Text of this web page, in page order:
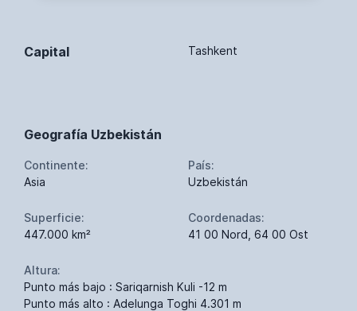
Capital Tashkent
Geografía Uzbekistán
Continente:
Asia
País:
Uzbekistán
Superficie:
447.000 km²
Coordenadas:
41 00 Nord, 64 00 Ost
Altura:
Punto más bajo : Sariqarnish Kuli -12 m
Punto más alto : Adelunga Toghi 4.301 m